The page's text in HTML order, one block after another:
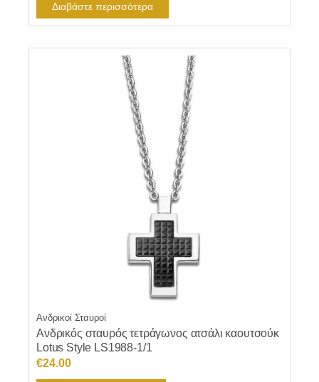
Διαβάστε περισσότερα
Ανδρικοί Σταυροί
Ανδρικός σταυρός τετράγωνος ατσάλι καουτσούκ
Lotus Style LS1988-1/1
€24.00